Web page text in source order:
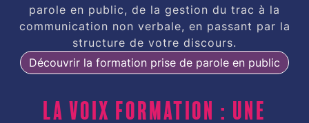
parole en public, de la gestion du trac à la
communication non verbale, en passant par la
structure de votre discours.
Découvrir la formation prise de parole en public
La Voix Formation : une